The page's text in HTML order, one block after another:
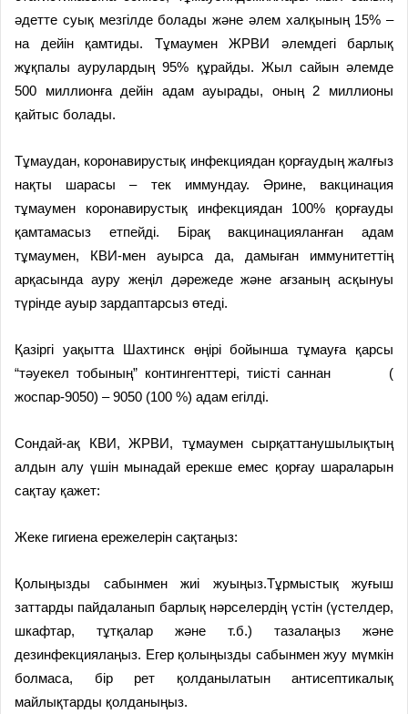
әдетте суық мезгілде болады және әлем халқының 15% –
на дейін қамтиды. Тұмаумен ЖРВИ әлемдегі барлық
жұқпалы аурулардың 95% құрайды. Жыл сайын әлемде
500 миллионға дейін адам ауырады, оның 2 миллионы
қайтыс болады.
Тұмаудан, коронавирустық инфекциядан қорғаудың жалғыз
нақты шарасы – тек иммундау. Әрине, вакцинация
тұмаумен коронавирустық инфекциядан 100% қорғауды
қамтамасыз етпейді. Бірақ вакцинацияланған адам
тұмаумен, КВИ-мен ауырса да, дамыған иммунитеттің
арқасында ауру жеңіл дәрежеде және ағзаның асқынуы
түрінде ауыр зардаптарсыз өтеді.
Қазіргі уақытта Шахтинск өңірі бойынша тұмауға қарсы
“тәуекел тобының” контингенттері, тиісті саннан (
жоспар-9050) – 9050 (100 %) адам егілді.
Сондай-ақ КВИ, ЖРВИ, тұмаумен сырқаттанушылықтың
алдын алу үшін мынадай ерекше емес қорғау шараларын
сақтау қажет:
Жеке гигиена ережелерін сақтаңыз:
Қолыңызды сабынмен жиі жуыңыз.Тұрмыстық жуғыш
заттарды пайдаланып барлық нәрселердің үстін (үстелдер,
шкафтар, тұтқалар және т.б.) тазалаңыз және
дезинфекциялаңыз. Егер қолыңызды сабынмен жуу мүмкін
болмаса, бір рет қолданылатын антисептикалық
майлықтарды қолданыңыз.